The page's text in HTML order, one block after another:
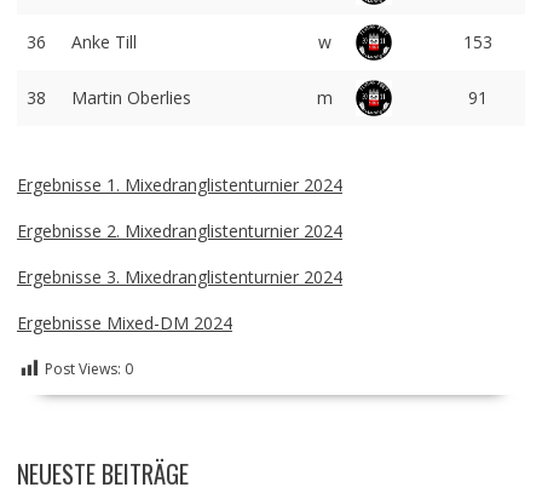
36 Anke Till w 153
38 Martin Oberlies m 91
Ergebnisse 1. Mixedranglistenturnier 2024
Ergebnisse 2. Mixedranglistenturnier 2024
Ergebnisse 3. Mixedranglistenturnier 2024
Ergebnisse Mixed-DM 2024
Post Views: 0
NEUESTE BEITRÄGE